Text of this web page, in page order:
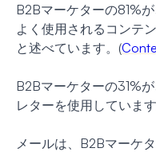
B2Bマーケターの81%
よく使用されるコンテ
と述べています。(
B2Bマーケターの31%
レターを使用していま
メールは、B2Bマーケ